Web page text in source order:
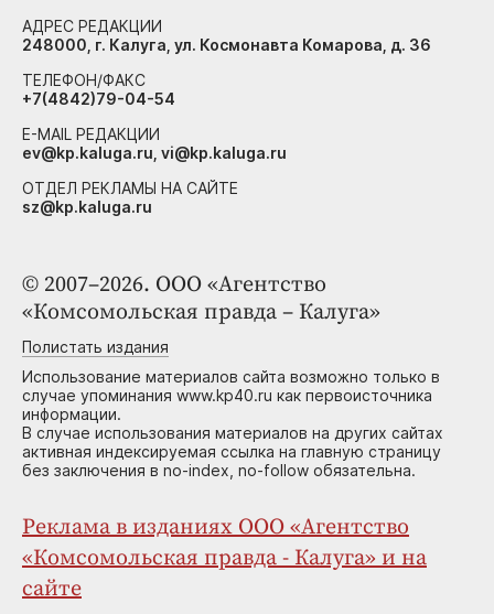
© 2007–2026. ООО «Агентство
«Комсомольская правда – Калуга»
Полистать издания
Использование материалов сайта возможно только в
случае упоминания www.kp40.ru как первоисточника
информации.
В случае использования материалов на других сайтах
активная индексируемая ссылка на главную страницу
без заключения в no-index, no-follow обязательна.
Реклама в изданиях ООО «Агентство
«Комсомольская правда - Калуга» и на
сайте
АДРЕС РЕДАКЦИИ
248000, г. Калуга, ул. Космонавта Комарова, д. 36
ТЕЛЕФОН/ФАКС
+7(4842)79-04-54
E-MAIL РЕДАКЦИИ
ev@kp.kaluga.ru, vi@kp.kaluga.ru
ОТДЕЛ РЕКЛАМЫ НА САЙТЕ
sz@kp.kaluga.ru